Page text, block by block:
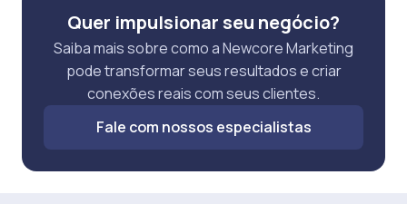
Quer impulsionar seu negócio?
Saiba mais sobre como a Newcore Marketing
pode transformar seus resultados e criar
conexões reais com seus clientes.
Fale com nossos especialistas